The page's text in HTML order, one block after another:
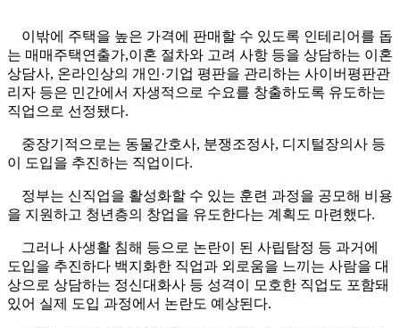
이밖에 주택을 높은 가격에 판매할 수 있도록 인테리어를 돕
는 매매주택연출가,이혼 절차와 고려 사항 등을 상담하는 이혼
상담사, 온라인상의 개인·기업 평판을 관리하는 사이버평판관
리자 등은 민간에서 자생적으로 수요를 창출하도록 유도하는
직업으로 선정됐다.
중장기적으로는 동물간호사, 분쟁조정사, 디지털장의사 등
이 도입을 추진하는 직업이다.
정부는 신직업을 활성화할 수 있는 훈련 과정을 공모해 비용
을 지원하고 청년층의 창업을 유도한다는 계획도 마련했다.
그러나 사생활 침해 등으로 논란이 된 사립탐정 등 과거에
도입을 추진하다 백지화한 직업과 외로움을 느끼는 사람을 대
상으로 상담하는 정신대화사 등 성격이 모호한 직업도 포함돼
있어 실제 도입 과정에서 논란도 예상된다.